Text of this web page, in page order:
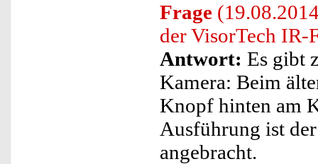
Frage
der VisorTech IR-
Antwort: Es gibt
Kamera: Beim
Knopf hinten am
Ausführung ist
angebracht.